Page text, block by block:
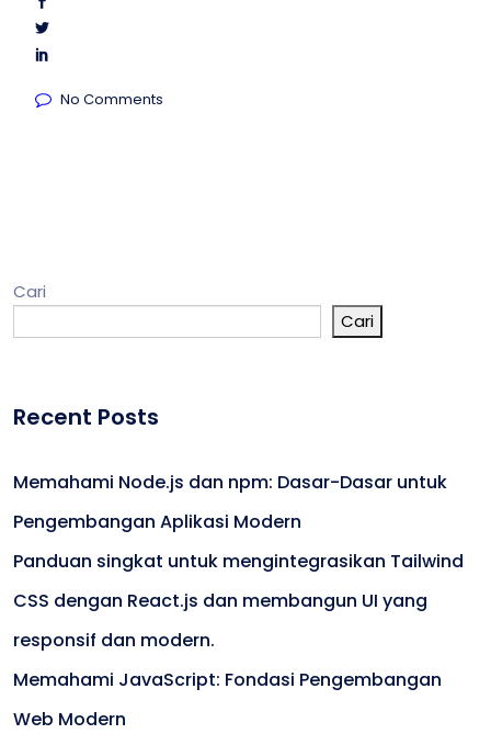
No Comments
Cari
Cari
Recent Posts
Memahami Node.js dan npm: Dasar-Dasar untuk
Pengembangan Aplikasi Modern
Panduan singkat untuk mengintegrasikan Tailwind
CSS dengan React.js dan membangun UI yang
responsif dan modern.
Memahami JavaScript: Fondasi Pengembangan
Web Modern